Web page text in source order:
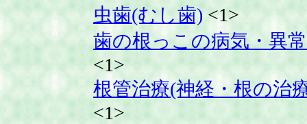
虫歯(むし歯)<1>
歯の根っこの病気・異常
<1>
根管治療(神経・根の治
<1>